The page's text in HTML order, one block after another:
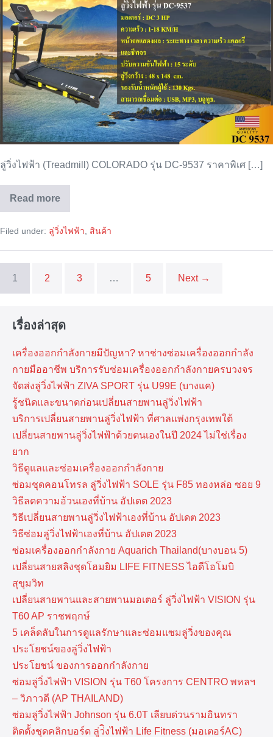
COLORADO
รุ่น
DC-
9537
ลู่วิ่งไฟฟ้า (Treadmill) COLORADO รุ่น DC-9537 ราคาพิเศ […]
Read more
ลู่
วิ่ง
COLORADO
DC-
Filed under: ลู่วิ่งไฟฟ้า สินค้า
1 2 3 … 5 Next →
เรื่องล่าสุด
เครื่องออกกำลังกายมีปัญหา? หาช่างซ่อมเครื่องออกกำลัง
กายมืออาชีพ บริการรับซ่อมเครื่องออกกำลังกายครบวงจร
จัดส่งลู่วิ่งไฟฟ้า ZIVA SPORT รุ่น U99E (บางแค)
รู้ชนิดและขนาดก่อนเปลี่ยนสายพานลู่วิ่งไฟฟ้า
บริการเปลี่ยนสายพานลู่วิ่งไฟฟ้า ที่​ศาลแพ่งกรุงเทพ​ใต้
เปลี่ยนสายพานลู่วิ่งไฟฟ้าด้วยตนเองในปี 2024 ไม่ใช่เรื่อง
ยาก
วิธีดูแลและซ่อมเครื่องออกกำลังกาย
ซ่อมชุดคอนโทรล ลู่วิ่งไฟฟ้า SOLE รุ่น F85 ทองหล่อ ซอย 9
วิธีลดความอ้วนเองที่บ้าน อัปเดต 2023
วิธีเปลี่ยนสายพานลู่วิ่งไฟฟ้าเองที่บ้าน อัปเดต 2023
วิธีซ่อมลู่วิ่งไฟฟ้าเองที่บ้าน อัปเดต 2023
ซ่อมเครื่องออกกำลังกาย Aquarich Thailand(บางบอน 5)
เปลี่ยนสายสลิงชุดโฮมยิม LIFE FITNESS ไอดีโอโมบิ
สุขุมวิท
เปลี่ยนสายพานและสายพานมอเตอร์ ลู่วิ่งไฟฟ้า VISION รุ่น
T60 AP ราชพฤกษ์
5 เคล็ดลับในการดูแลรักษาและซ่อมแซมลู่วิ่งของคุณ
ประโยชน์ของลู่วิ่งไฟฟ้า
ประโยชน์ ของการออกกำลังกาย
ซ่อมลู่วิ่งไฟฟ้า VISION รุ่น T60 โครงการ CENTRO พหลฯ
– วิภาวดี (AP THAILAND)
ซ่อมลู่วิ่งไฟฟ้า Johnson รุ่น 6.0T เลียบด่วนรามอินทรา
ติดตั้งชุดคลิกบอร์ด ลู่ว่ิงไฟฟ้า Life Fitness (มอเตอร์AC)